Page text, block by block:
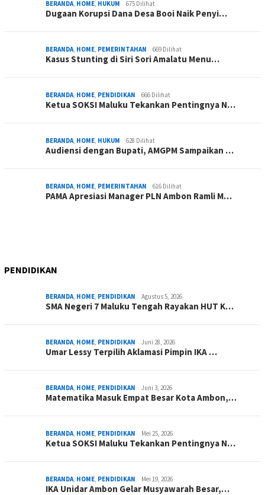
BERANDA, HOME, HUKUM 675 Dilihat
Dugaan Korupsi Dana Desa Booi Naik Penyi…
BERANDA, HOME, PEMERINTAHAN 669 Dilihat
Kasus Stunting di Siri Sori Amalatu Menu…
BERANDA, HOME, PENDIDIKAN 666 Dilihat
Ketua SOKSI Maluku Tekankan Pentingnya N…
BERANDA, HOME, HUKUM 628 Dilihat
Audiensi dengan Bupati, AMGPM Sampaikan …
BERANDA, HOME, PEMERINTAHAN 616 Dilihat
PAMA Apresiasi Manager PLN Ambon Ramli M…
PENDIDIKAN
BERANDA, HOME, PENDIDIKAN Agustus 5, 2026
SMA Negeri 7 Maluku Tengah Rayakan HUT K…
BERANDA, HOME, PENDIDIKAN Juni 28, 2026
Umar Lessy Terpilih Aklamasi Pimpin IKA …
BERANDA, HOME, PENDIDIKAN Juni 3, 2026
Matematika Masuk Empat Besar Kota Ambon,…
BERANDA, HOME, PENDIDIKAN Mei 25, 2026
Ketua SOKSI Maluku Tekankan Pentingnya N…
BERANDA, HOME, PENDIDIKAN Mei 19, 2026
IKA Unidar Ambon Gelar Musyawarah Besar,…